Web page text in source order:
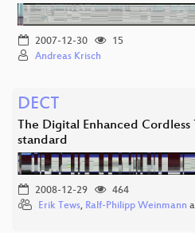
2007-12-30
15
Andreas Krisch
DECT
The Digital Enhanced
standard
2008-12-29
464
Erik Tews, Ralf-Philipp Weinmann